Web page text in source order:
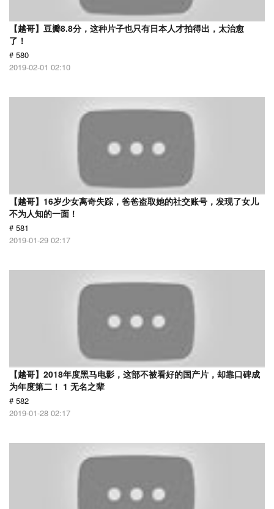
【越哥】豆瓣8.8分，这种片子也只有日本人才拍得出，太治愈
了！
# 580
2019-02-01 02:10
【越哥】16岁少女离奇失踪，爸爸盗取她的社交账号，发现了女儿
不为人知的一面！
# 581
2019-01-29 02:17
【越哥】2018年度黑马电影，这部不被看好的国产片，却靠口碑成
为年度第二！ 1 无名之辈
# 582
2019-01-28 02:17